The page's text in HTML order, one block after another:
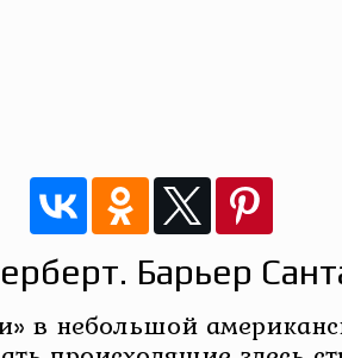
Барьер
в небольшой